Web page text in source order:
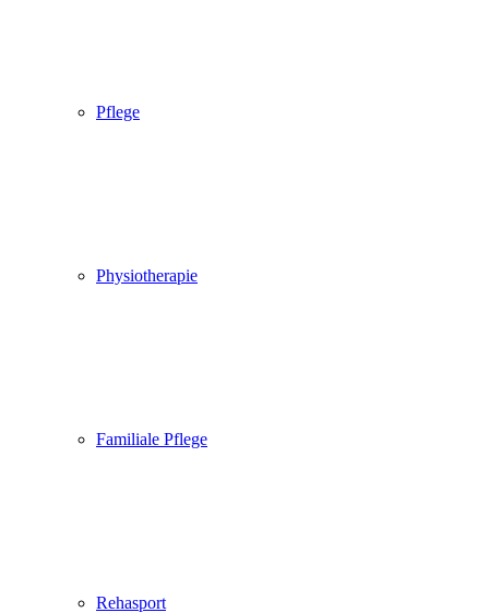
Pflege
Physiotherapie
Familiale Pflege
Rehasport